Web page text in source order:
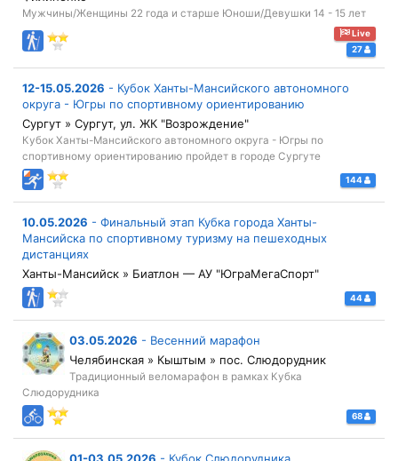
Мужчины/Женщины 22 года и старше Юноши/Девушки 14 - 15 лет
Live
27
12-15.05.2026 - Кубок Ханты-Мансийского автономного
округа - Югры по спортивному ориентированию
Сургут » Сургут, ул. ЖК "Возрождение"
Кубок Ханты-Мансийского автономного округа - Югры по
спортивному ориентированию пройдет в городе Сургуте
144
10.05.2026 - Финальный этап Кубка города Ханты-
Мансийска по спортивному туризму на пешеходных
дистанциях
Ханты-Мансийск » Биатлон — АУ "ЮграМегаСпорт"
44
03.05.2026 - Весенний марафон
Челябинская » Кыштым » пос. Слюдорудник
Традиционный веломарафон в рамках Кубка
Слюдорудника
68